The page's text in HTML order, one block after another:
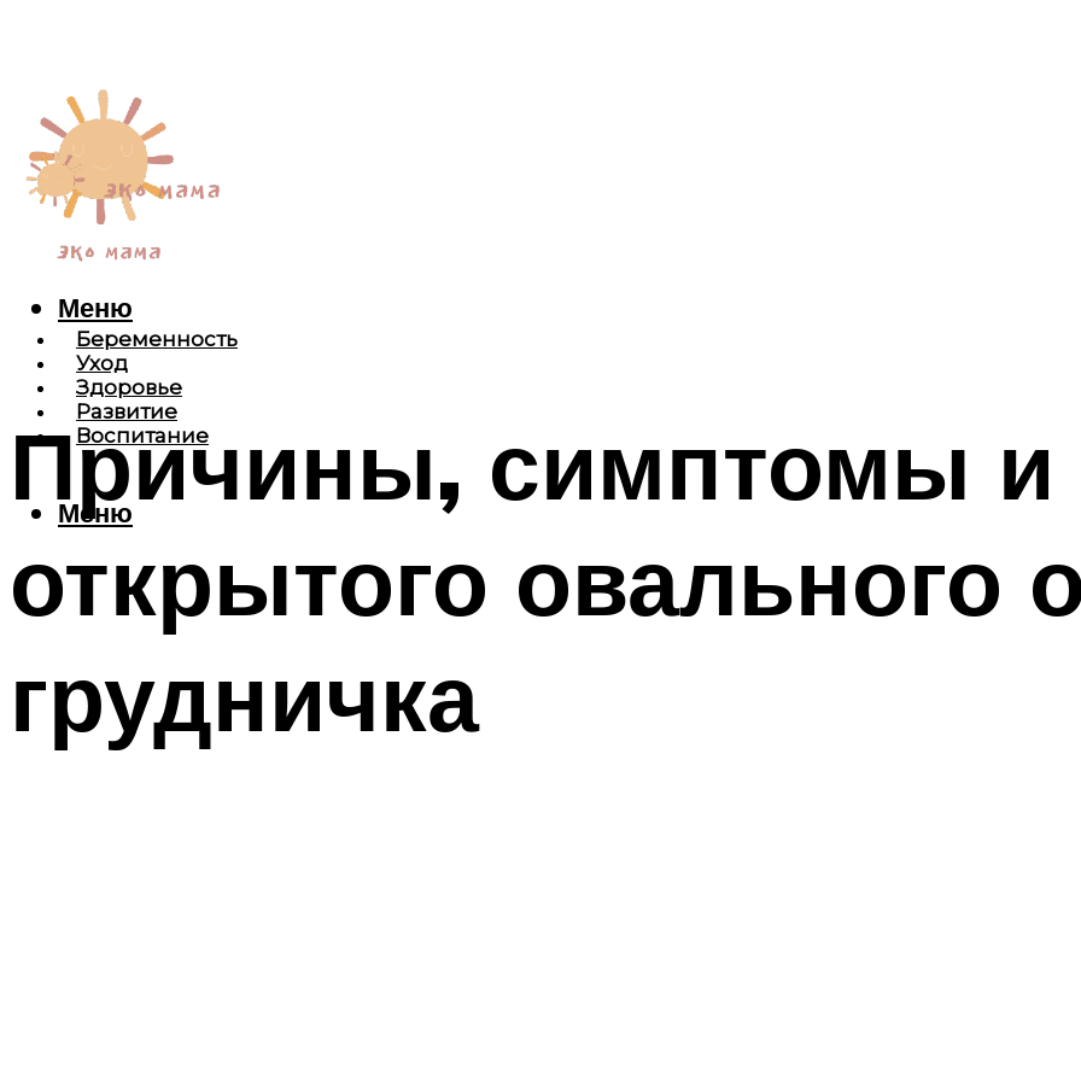
Беременность
Уход
Здоровье
Развитие
Воспитание
Меню
Меню
Причины, симптомы и
открытого овального
грудничка